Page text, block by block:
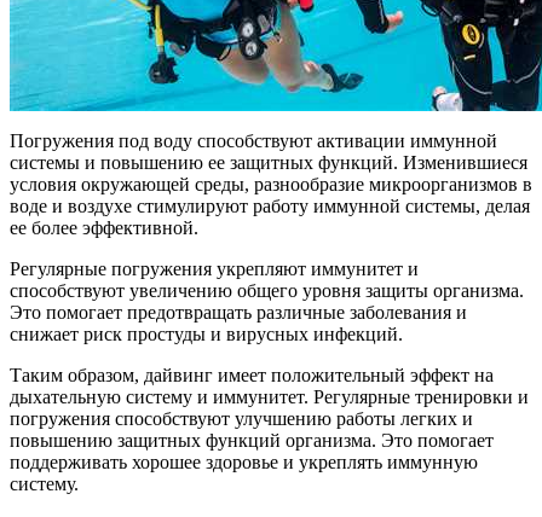
Погружения под воду способствуют активации иммунной
системы и повышению ее защитных функций. Изменившиеся
условия окружающей среды, разнообразие микроорганизмов в
воде и воздухе стимулируют работу иммунной системы, делая
ее более эффективной.
Регулярные погружения укрепляют иммунитет и
способствуют увеличению общего уровня защиты организма.
Это помогает предотвращать различные заболевания и
снижает риск простуды и вирусных инфекций.
Таким образом, дайвинг имеет положительный эффект на
дыхательную систему и иммунитет. Регулярные тренировки и
погружения способствуют улучшению работы легких и
повышению защитных функций организма. Это помогает
поддерживать хорошее здоровье и укреплять иммунную
систему.